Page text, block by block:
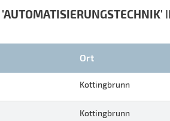
'AUTOMATISIERUNGSTECHNIK'
Ort
Kottingbrunn
Kottingbrunn